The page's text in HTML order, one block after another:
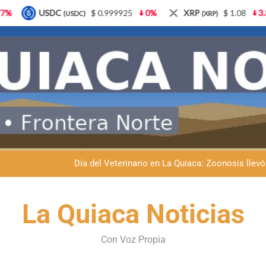
Dante Velázquez marchará contra
Fernando Rejal respaldó a Dante Velázquez en el Senado: “No
La frontera se subleva: Dante Velázquez enfrenta el remate de
Fernando Rejal respaldó a Dante Velázquez en el Senado: “No
Día del Veterinario en La Quiaca: Zoonosis
La Quiaca Noticias
Con Voz Propia
0% XRP(XRP) $ 1.08 3.87% Solana(SOL) $